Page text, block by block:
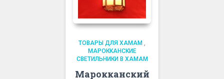
ТОВАРЫ ДЛЯ ХАМАМ ,
МАРОККАНСКИЕ
СВЕТИЛЬНИКИ В ХАМАМ
Марокканский